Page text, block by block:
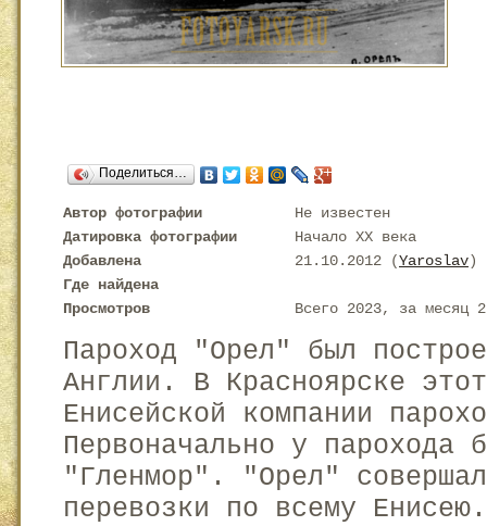
Поделиться…
Автор фотографии
Не известен
Датировка фотографии
Начало XX века
Добавлена
21.10.2012 (Yaroslav)
Где найдена
Просмотров
Всего 2023, за месяц
Пароход "Орел" был
Англии. В Красноярске
Енисейской компании
Первоначально у парохода
"Гленмор". "Орел"
перевозки по всему Енисею.